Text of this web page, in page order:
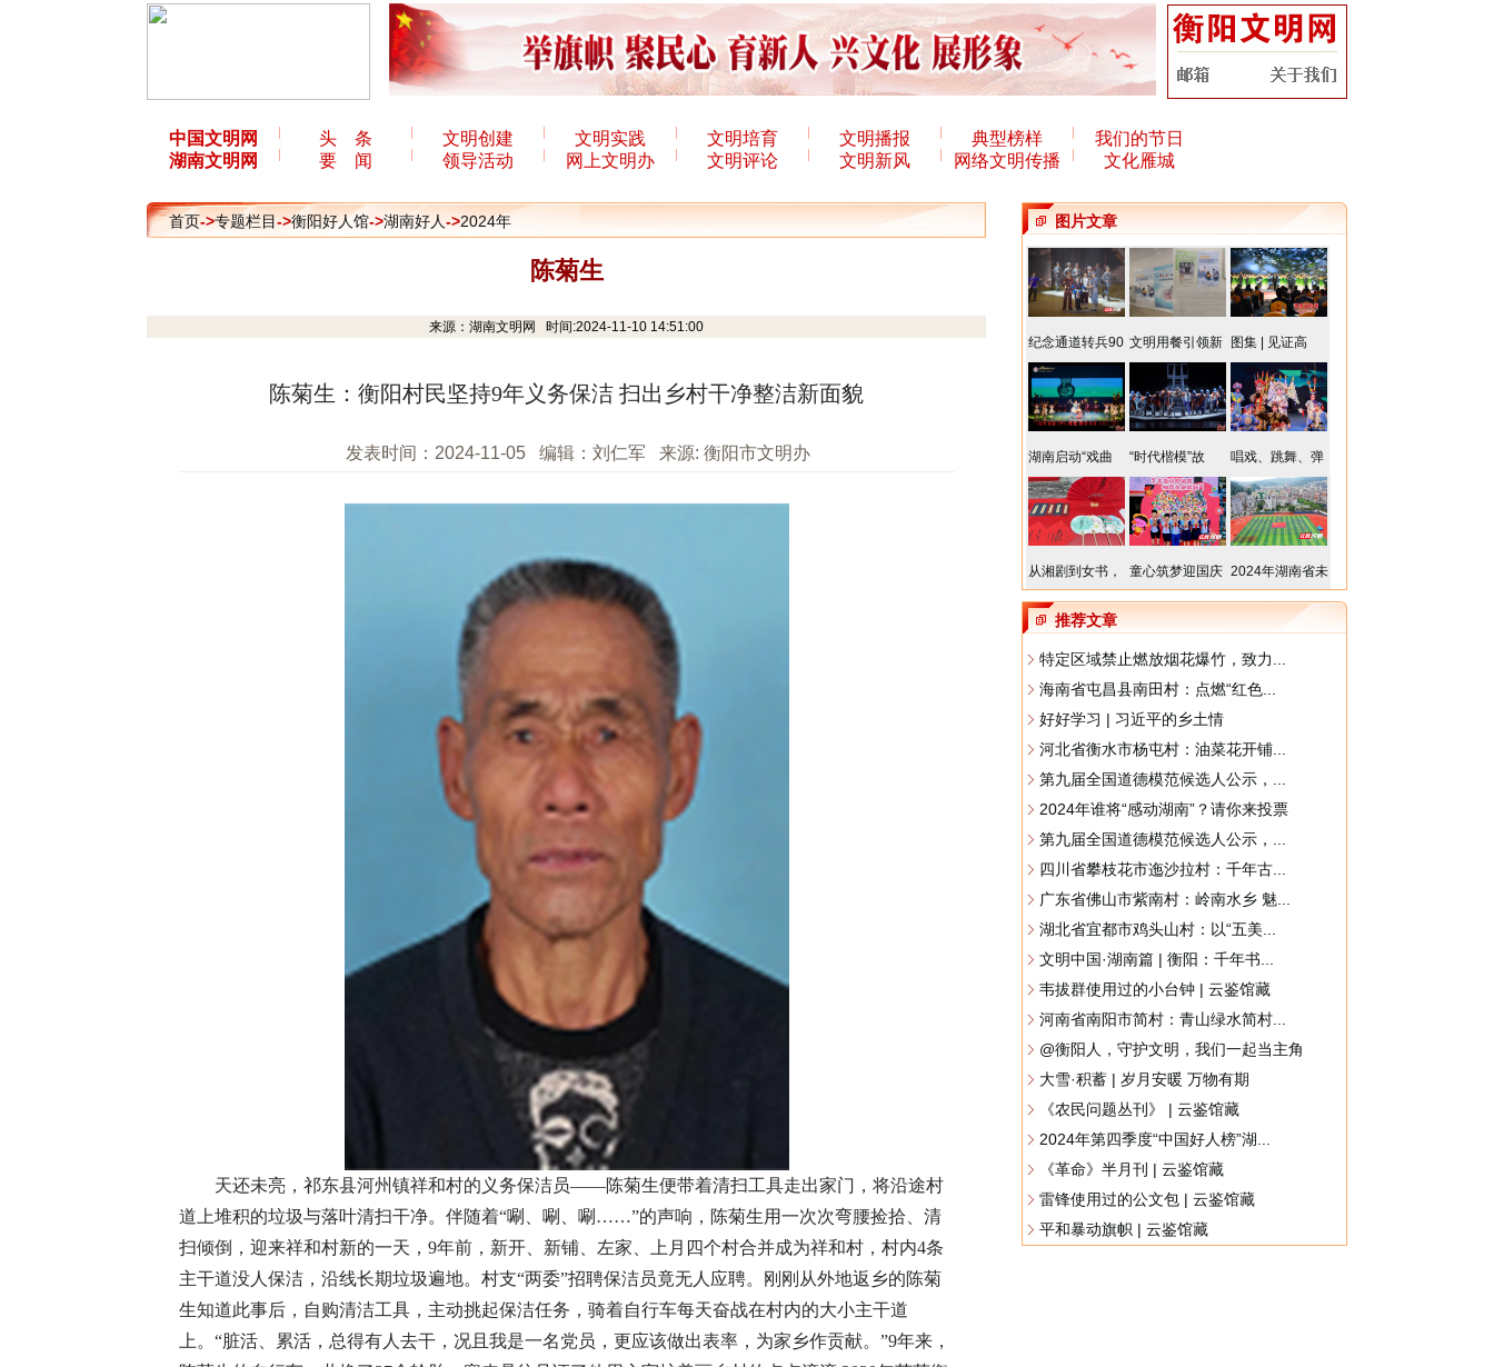
中国文明网 头 条 文明创建 文明实践 文明培育 文明播报 典型榜样
我们的节日
湖南文明网
要 闻 领导活动 网上文明办 文明评论 文明新风 网络文明传播 文化雁城
首页->专题栏目->衡阳好人馆->湖南好人->2024年
陈菊生
来源：湖南文明网 时间:2024-11-10 14:51:00
陈菊生：衡阳村民坚持9年义务保洁 扫出乡村干净整洁新面貌
发表时间：2024-11-05 编辑：刘仁军 来源: 衡阳市文明办
天还未亮，祁东县河州镇祥和村的义务保洁员——陈菊生便带着清扫工具走出家门，将沿途村
道上堆积的垃圾与落叶清扫干净。伴随着“唰、唰、唰……”的声响，陈菊生用一次次弯腰捡拾、清
扫倾倒，迎来祥和村新的一天，9年前，新开、新铺、左家、上月四个村合并成为祥和村，村内4条
主干道没人保洁，沿线长期垃圾遍地。村支“两委”招聘保洁员竟无人应聘。刚刚从外地返乡的陈菊
生知道此事后，自购清洁工具，主动挑起保洁任务，骑着自行车每天奋战在村内的大小主干道
上。“脏活、累活，总得有人去干，况且我是一名党员，更应该做出表率，为家乡作贡献。”9年来，
图片文章
纪念通道转兵90 文明用餐引领新 图集 | 见证高
湖南启动“戏曲 “时代楷模”故 唱戏、跳舞、弹
从湘剧到女书， 童心筑梦迎国庆 2024年湖南省未
推荐文章
特定区域禁止燃放烟花爆竹，致力...
海南省屯昌县南田村：点燃“红色...
好好学习 | 习近平的乡土情
河北省衡水市杨屯村：油菜花开铺...
第九届全国道德模范候选人公示，...
2024年谁将“感动湖南”？请你来投票
第九届全国道德模范候选人公示，...
四川省攀枝花市迤沙拉村：千年古...
广东省佛山市紫南村：岭南水乡 魅...
湖北省宜都市鸡头山村：以“五美...
文明中国·湖南篇 | 衡阳：千年书...
韦拔群使用过的小台钟 | 云鉴馆藏
河南省南阳市简村：青山绿水简村...
@衡阳人，守护文明，我们一起当主角
大雪·积蓄 | 岁月安暖 万物有期
《农民问题丛刊》 | 云鉴馆藏
2024年第四季度“中国好人榜”湖...
《革命》半月刊 | 云鉴馆藏
雷锋使用过的公文包 | 云鉴馆藏
平和暴动旗帜 | 云鉴馆藏